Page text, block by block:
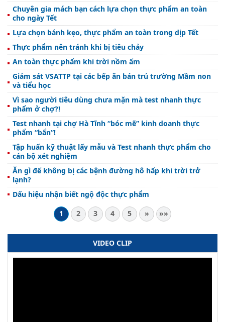
Chuyên gia mách bạn cách lựa chọn thực phẩm an toàn
cho ngày Tết
Lựa chọn bánh kẹo, thực phẩm an toàn trong dịp Tết
Thực phẩm nên tránh khi bị tiêu chảy
An toàn thực phẩm khi trời nồm ẩm
Giám sát VSATTP tại các bếp ăn bán trú trường Mầm non
và tiểu học
Vì sao người tiêu dùng chưa mặn mà test nhanh thực
phẩm ở chợ?!
Test nhanh tại chợ Hà Tĩnh “bóc mẽ” kinh doanh thực
phẩm “bẩn”!
Tập huấn kỹ thuật lấy mẫu và Test nhanh thực phẩm cho
cán bộ xét nghiệm
Ăn gì để không bị các bệnh đường hô hấp khi trời trở
lạnh?
Dấu hiệu nhận biết ngộ độc thực phẩm
1
2 3 4 5 » »»
VIDEO CLIP